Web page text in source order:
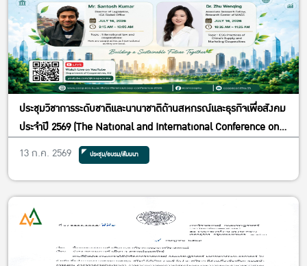
ประชุมวิชาการระดับชาติและนานาชาติด้านสหกรณ์และธุรกิจเพื่อสังคม
ประจำปี 2569 (The National and International Conference on
Cooperatives and Social Enterprises 2026) ภายใต้หัวข้อ “The
Next Paradigm: Redefining Cooperatives and Enterprises
through ESG Integration” ในวันพฤหัสบดีที่ 16 กรกฎาคม 2569 ณ
Convention Hall ชั้น 2 อาคารปฏิบัติการคณะเศรษฐศาสตร์ (อาคาร
5) มหาวิทยาลัยเกษตรศาสตร์
13 ก.ค. 2569 ประชุม/อบรม/สัมมนา